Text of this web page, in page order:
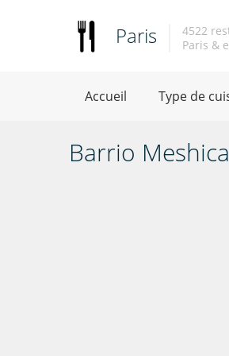
Paris
4522
Paris &
Accueil Type de
Barrio